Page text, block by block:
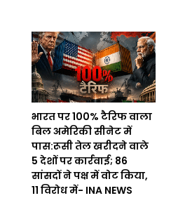
भारत पर 100% टैरिफ वाला
बिल अमेरिकी सीनेट में
पास:रूसी तेल खरीदने वाले
5 देशों पर कार्रवाई; 86
सांसदों ने पक्ष में वोट किया,
11 विरोध में- INA NEWS